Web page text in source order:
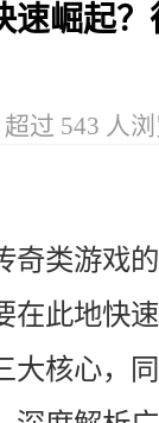
速崛起
超过 543 人
奇类游戏
在此地快
大核心，